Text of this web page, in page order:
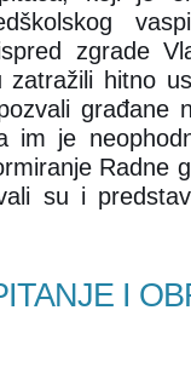
zgrade
zatražili hitno
građane
im je
Radne
su i
I